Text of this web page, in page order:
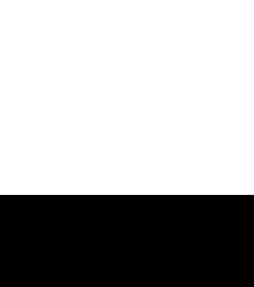
do CV,